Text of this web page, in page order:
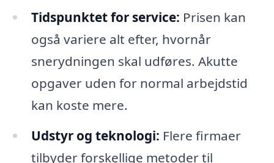
Tidspunktet for service: Prisen kan
også variere alt efter, hvornår
snerydningen skal udføres. Akutte
opgaver uden for normal arbejdstid
kan koste mere.
Udstyr og teknologi: Flere firmaer
tilbyder forskellige metoder til